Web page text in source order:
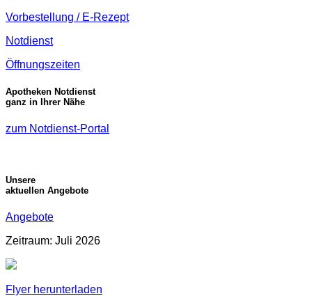
Vorbestellung / E-Rezept
Notdienst
Öffnungszeiten
Apotheken Notdienst
ganz in Ihrer Nähe
zum Notdienst-Portal
Unsere
aktuellen Angebote
Angebote
Zeitraum: Juli 2026
Flyer herunterladen